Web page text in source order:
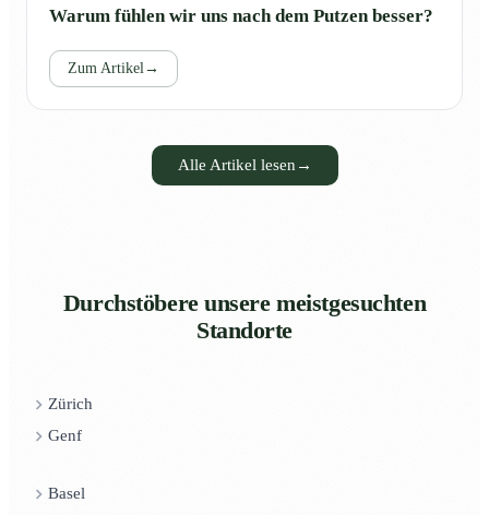
Warum fühlen wir uns nach dem Putzen besser?
Zum Artikel→
Alle Artikel lesen →
Durchstöbere unsere meistgesuchten
Standorte
Zürich
Genf
Basel